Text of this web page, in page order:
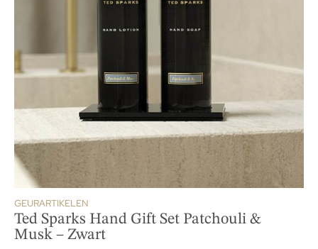
GEURARTIKELEN
Ted Sparks Hand Gift Set Patchouli &
Musk – Zwart